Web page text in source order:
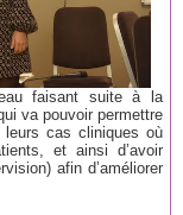
faisant suite à la
va pouvoir permettre
leurs cas cliniques où
et ainsi d’avoir
afin d’améliorer